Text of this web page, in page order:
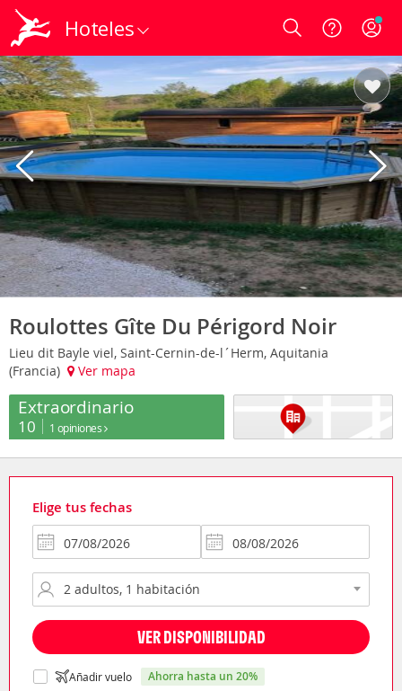
Hoteles Login
Roulottes Gîte Du Périgord Noir
Lieu dit Bayle viel, Saint-Cernin-de-l´Herm, Aquitania
(Francia)
Ver mapa
Extraordinario
10 1 opiniones
Elige tus fechas
VER DISPONIBILIDAD
Añadir vuelo ahorra hasta un 20%